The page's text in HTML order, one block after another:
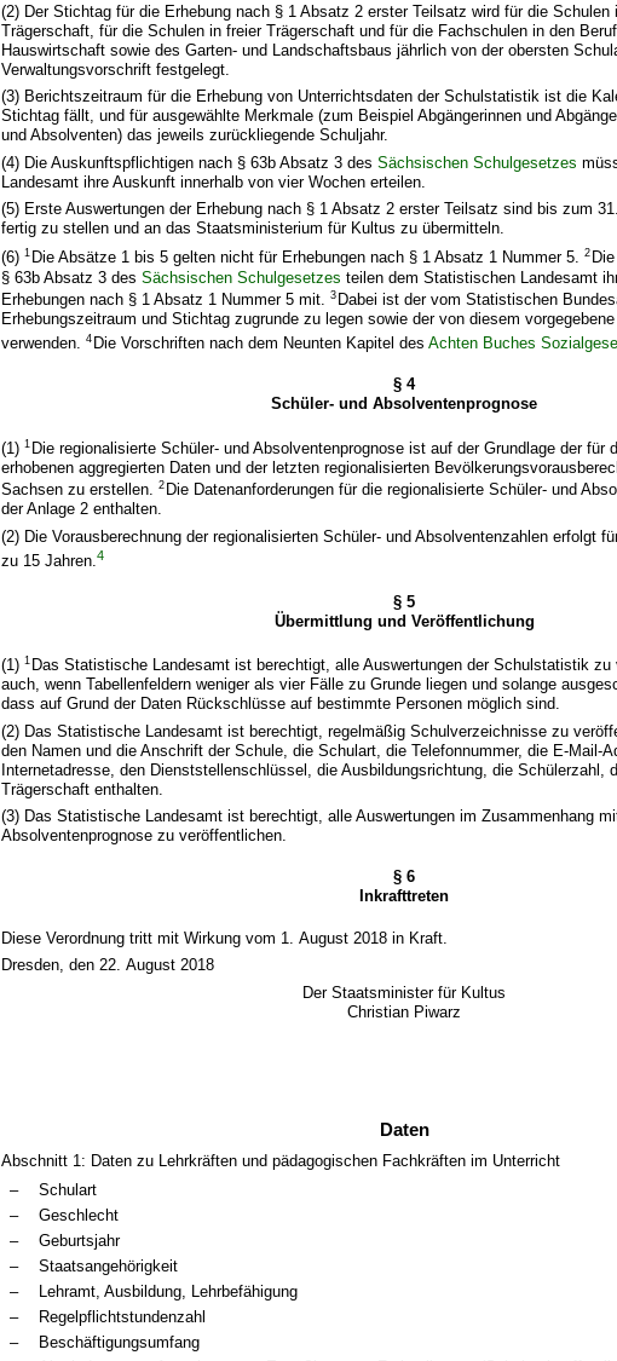
(2) Der Stichtag für die Erhebung nach § 1 Absatz 2 erster Teilsatz wird für die Schulen
Trägerschaft, für die Schulen in freier Trägerschaft und für die Fachschulen in den
Hauswirtschaft sowie des Garten- und Landschaftsbaus jährlich von der obersten
Verwaltungsvorschrift festgelegt.
(3) Berichtszeitraum für die Erhebung von Unterrichtsdaten der Schulstatistik ist die
Stichtag fällt, und für ausgewählte Merkmale (zum Beispiel Abgängerinnen und
und Absolventen) das jeweils zurückliegende Schuljahr.
(4) Die Auskunftspflichtigen nach § 63b Absatz 3 desSächsischen Schulgesetzes
Landesamt ihre Auskunft innerhalb von vier Wochen erteilen.
(5) Erste Auswertungen der Erhebung nach § 1 Absatz 2 erster Teilsatz sind bis zum
fertig zu stellen und an das Staatsministerium für Kultus zu übermitteln.
(6)1 Die Absätze 1 bis 5 gelten nicht für Erhebungen nach § 1 Absatz 1 Nummer 5.2
§ 63b Absatz 3 desSächsischen Schulgesetzes teilen dem Statistischen Landesamt
Erhebungen nach § 1 Absatz 1 Nummer 5 mit.3 Dabei ist der vom Statistischen
Erhebungszeitraum und Stichtag zugrunde zu legen sowie der von diesem
verwenden.4 Die Vorschriften nach dem Neunten Kapitel desAchten Buches
§ 4
Schüler- und Absolventenprognose
(1)1 Die regionalisierte Schüler- und Absolventenprognose ist auf der Grundlage der für
erhobenen aggregierten Daten und der letzten regionalisierten
Sachsen zu erstellen.2 Die Datenanforderungen für die regionalisierte Schüler- und
der Anlage 2 enthalten.
(2) Die Vorausberechnung der regionalisierten Schüler- und Absolventenzahlen erfolgt
zu 15 Jahren.4
§ 5
Übermittlung und Veröffentlichung
(1)1 Das Statistische Landesamt ist berechtigt, alle Auswertungen der Schulstatistik
auch, wenn Tabellenfeldern weniger als vier Fälle zu Grunde liegen und solange
dass auf Grund der Daten Rückschlüsse auf bestimmte Personen möglich sind.
(2) Das Statistische Landesamt ist berechtigt, regelmäßig Schulverzeichnisse zu
den Namen und die Anschrift der Schule, die Schulart, die Telefonnummer, die E-Mail-
Internetadresse, den Dienststellenschlüssel, die Ausbildungsrichtung, die Schülerzahl,
Trägerschaft enthalten.
(3) Das Statistische Landesamt ist berechtigt, alle Auswertungen im Zusammenhang
Absolventenprognose zu veröffentlichen.
§ 6
Inkrafttreten
Diese Verordnung tritt mit Wirkung vom 1. August 2018 in Kraft.
Dresden, den 22. August 2018
Der Staatsminister für Kultus
Christian Piwarz
Daten
Abschnitt 1: Daten zu Lehrkräften und pädagogischen Fachkräften im Unterricht
–
Schulart
–
Geschlecht
–
Geburtsjahr
–
Staatsangehörigkeit
–
Lehramt, Ausbildung, Lehrbefähigung
–
Regelpflichtstundenzahl
–
Beschäftigungsumfang